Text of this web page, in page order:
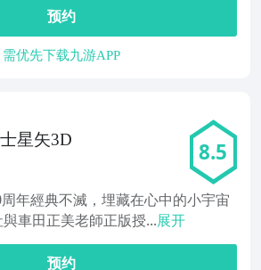
预约
需优先下载九游APP
星矢3D 8.5
周年經典不滅，埋藏在心中的小宇宙
車田正美老師正版授...展开
预约